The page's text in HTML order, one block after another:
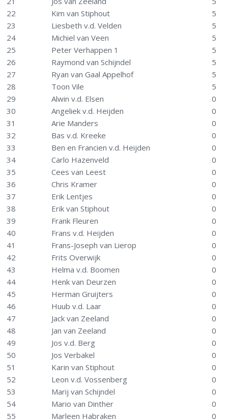
22
Kim van Stiphout
5
23
Liesbeth v.d. Velden
5
24
Michiel van Veen
5
25
Peter Verhappen 1
5
26
Raymond van Schijndel
5
27
Ryan van Gaal Appelhof
5
28
Toon Vile
5
29
Alwin v.d. Elsen
0
30
Angeliek v.d. Heijden
0
31
Arie Manders
0
32
Bas v.d. Kreeke
0
33
Ben en Francien v.d. Heijden
0
34
Carlo Hazenveld
0
35
Cees van Leest
0
36
Chris Kramer
0
37
Erik Lentjes
0
38
Erik van Stiphout
0
39
Frank Fleuren
0
40
Frans v.d. Heijden
0
41
Frans-Joseph van Lierop
0
42
Frits Overwijk
0
43
Helma v.d. Boomen
0
44
Henk van Deurzen
0
45
Herman Gruijters
0
46
Huub v.d. Laar
0
47
Jack van Zeeland
0
48
Jan van Zeeland
0
49
Jos v.d. Berg
0
50
Jos Verbakel
0
51
Karin van Stiphout
0
52
Leon v.d. Vossenberg
0
53
Marij van Schijndel
0
54
Mario van Dinther
0
55
Marleen Habraken
0